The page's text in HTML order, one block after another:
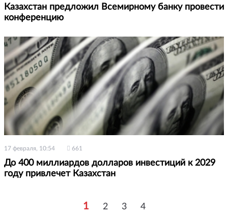
Казахстан предложил Всемирному банку провести
конференцию
17 февраля, 10:54 661
До 400 миллиардов долларов инвестиций к 2029
году привлечет Казахстан
1 2 3 4